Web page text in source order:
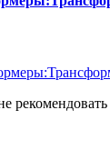
рекомендовать